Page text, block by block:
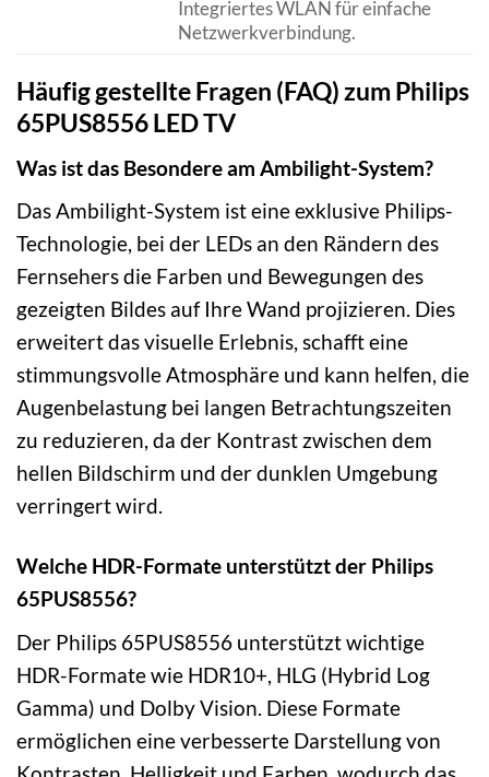
Integriertes WLAN für einfache
Netzwerkverbindung.
Häufig gestellte Fragen (FAQ) zum Philips
65PUS8556 LED TV
Was ist das Besondere am Ambilight-System?
Das Ambilight-System ist eine exklusive Philips-
Technologie, bei der LEDs an den Rändern des
Fernsehers die Farben und Bewegungen des
gezeigten Bildes auf Ihre Wand projizieren. Dies
erweitert das visuelle Erlebnis, schafft eine
stimmungsvolle Atmosphäre und kann helfen, die
Augenbelastung bei langen Betrachtungszeiten
zu reduzieren, da der Kontrast zwischen dem
hellen Bildschirm und der dunklen Umgebung
verringert wird.
Welche HDR-Formate unterstützt der Philips
65PUS8556?
Der Philips 65PUS8556 unterstützt wichtige
HDR-Formate wie HDR10+, HLG (Hybrid Log
Gamma) und Dolby Vision. Diese Formate
ermöglichen eine verbesserte Darstellung von